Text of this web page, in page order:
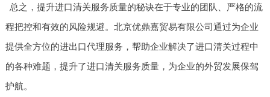
总之，提升进口清关服务质量的秘诀在于专业的团队、严格的流
程把控和有效的风险规避。北京优鼎嘉贸易有限公司通过为企业
提供全方位的进出口代理服务，帮助企业解决了进口清关过程中
的各种难题，提升了进口清关服务质量，为企业的外贸发展保驾
护航。